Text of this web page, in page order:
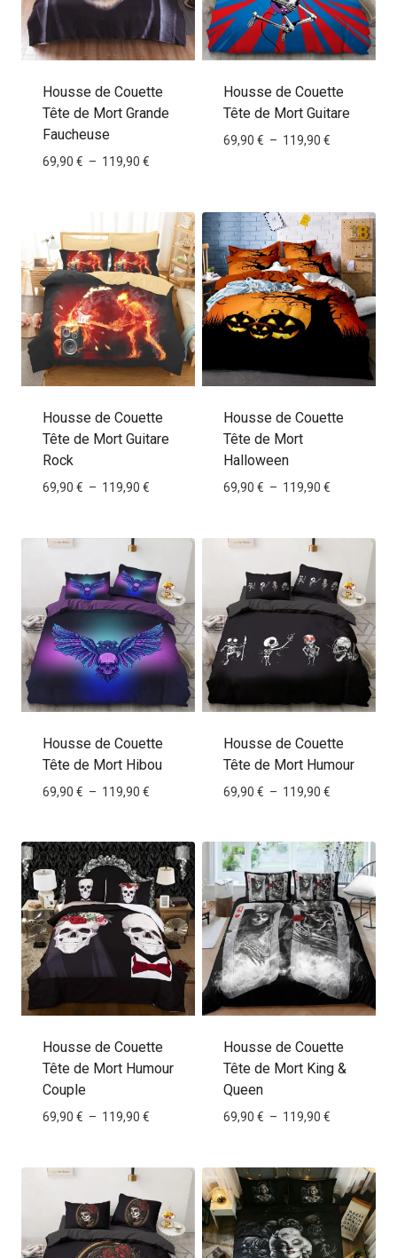
Housse de Couette
Tête de Mort Grande
Faucheuse
69,90 € – 119,90 €
69,90 €
à
119,90 €
Housse de Couette
Tête de Mort Guitare
69,90 € – 119,90 €
à
119,90 €
Housse de Couette
Tête de Mort Guitare
Rock
69,90 € – 119,90 €
69,90 €
119,90 €
Housse de Couette
Tête de Mort
Halloween
69,90 € – 119,90 €
69,90 €
119,90 €
Housse de Couette
Tête de Mort Hibou
69,90 € – 119,90 €
69,90 €
à
119,90 €
Housse de Couette
Tête de Mort Humour
69,90 € – 119,90 €
69,90 €
à
119,90 €
Housse de Couette
Tête de Mort Humour
Couple
69,90 € – 119,90 €
69,90 €
119,90 €
Housse de Couette
Tête de Mort King &
Queen
69,90 € – 119,90 €
69,90 €
à
119,90 €